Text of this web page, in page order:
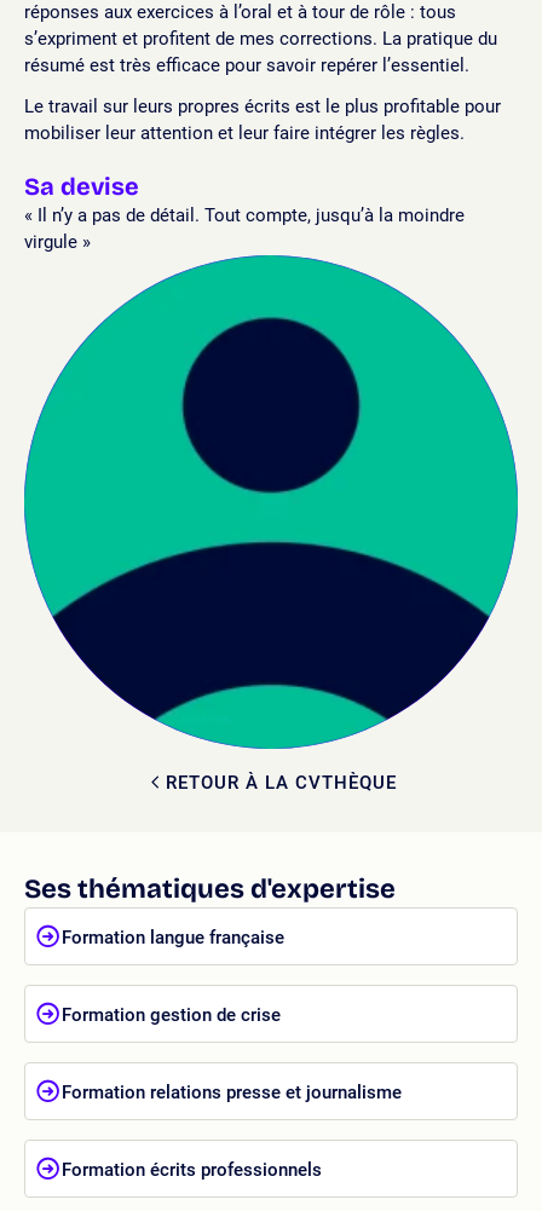
RETOUR À LA CVTHÈQUE
réponses aux exercices à l’oral et à tour de rôle : tous
s’expriment et profitent de mes corrections. La pratique du
résumé est très efficace pour savoir repérer l’essentiel.
Le travail sur leurs propres écrits est le plus profitable pour
mobiliser leur attention et leur faire intégrer les règles.
Sa devise
« Il n’y a pas de détail. Tout compte, jusqu’à la moindre
virgule »
Ses thématiques d'expertise
Formation langue française
Formation gestion de crise
Formation relations presse et journalisme
Formation écrits professionnels